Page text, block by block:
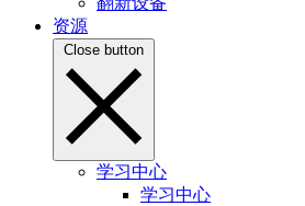
资源
Close button
学习中心
学习中心